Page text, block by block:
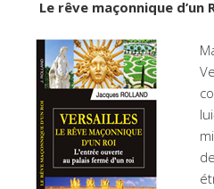
Le rêve maçonnique d’un